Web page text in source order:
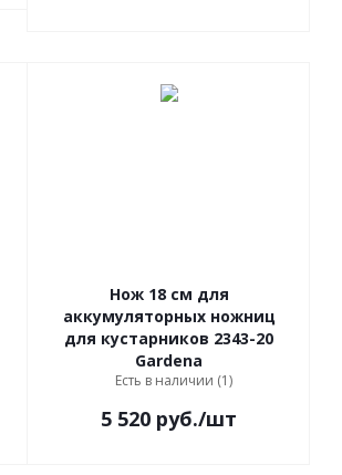
Нож 18 см для
аккумуляторных ножниц
для кустарников 2343-20
Gardena
Есть в наличии (1)
5 520 руб./шт